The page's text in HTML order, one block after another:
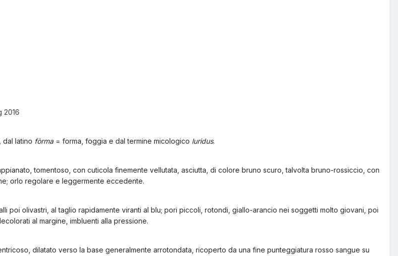
2016
dal latino fòrma = forma, foggia e dal termine micologico luridus.
tomentoso, con cuticola finemente vellutata, asciutta, di colore bruno scuro, talvolta bruno-rossiccio, con
orlo regolare e leggermente eccedente.
poi olivastri, al taglio rapidamente viranti al blu; pori piccoli, rotondi, giallo-arancio nei soggetti molto giovani, poi
al margine, imbluenti alla pressione.
dilatato verso la base generalmente arrotondata, ricoperto da una fine punteggiatura rosso sangue su